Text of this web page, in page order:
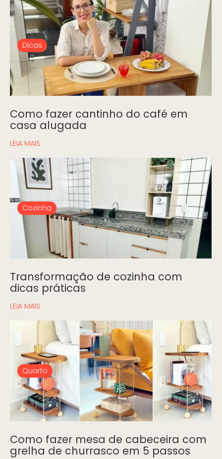
Dicas
Como fazer cantinho do café em
casa alugada
LEIA MAIS
Cozinha
Transformação de cozinha com
dicas práticas
LEIA MAIS
Quarto
Como fazer mesa de cabeceira com
grelha de churrasco em 5 passos